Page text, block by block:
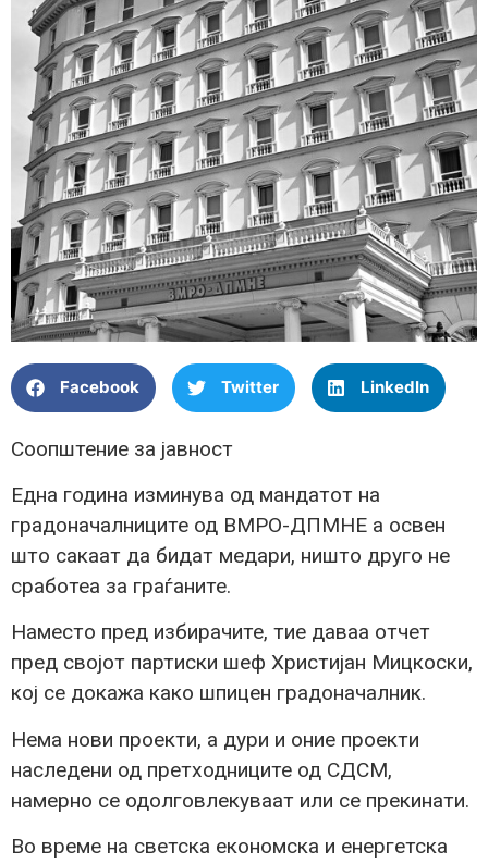
Facebook Twitter LinkedIn
Соопштение за јавност
Една година изминува од мандатот на
градоначалниците од ВМРО-ДПМНЕ а освен
што сакаат да бидат медари, ништо друго не
сработеа за граѓаните.
Наместо пред избирачите, тие даваа отчет
пред својот партиски шеф Христијан Мицкоски,
кој се докажа како шпицен градоначалник.
Нема нови проекти, а дури и оние проекти
наследени од претходниците од СДСМ,
намерно се одолговлекуваат или се прекинати.
Во време на светска економска и енергетска